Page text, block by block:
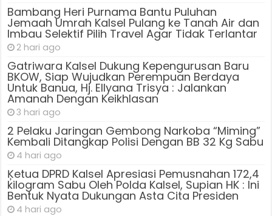
Bambang Heri Purnama Bantu Puluhan
Jemaah Umrah Kalsel Pulang ke Tanah Air dan
Imbau Selektif Pilih Travel Agar Tidak Terlantar
2 hari ago
Gatriwara Kalsel Dukung Kepengurusan Baru
BKOW, Siap Wujudkan Perempuan Berdaya
Untuk Banua, Hj. Ellyana Trisya : Jalankan
Amanah Dengan Keikhlasan
3 hari ago
2 Pelaku Jaringan Gembong Narkoba “Miming”
Kembali Ditangkap Polisi Dengan BB 32 Kg Sabu
4 hari ago
Ķetua DPRD Kalsel Apresiasi Pemusnahan 172,4
kilogram Sabu Oleh Polda Kalsel, Supian HK : Ini
Bentuk Nyata Dukungan Asta Cita Presiden
4 hari ago